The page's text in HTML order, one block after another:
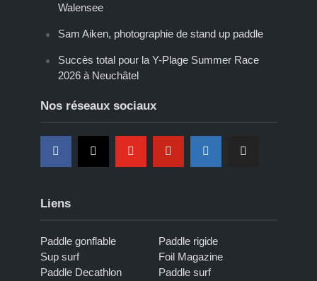
Walensee
Sam Aiken, photographie de stand up paddle
Succès total pour la Y-Plage Summer Race
2026 à Neuchâtel
Nos réseaux sociaux
Liens
Paddle gonflable
Paddle rigide
Sup surf
Foil Magazine
Paddle Decathlon
Paddle surf